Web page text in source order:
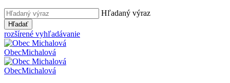
Hľadaný výraz
Hľadať
rozšírené vyhľadávanie
ObecMichalová
ObecMichalová